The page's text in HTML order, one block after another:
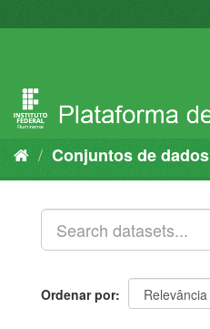
para
Conjuntos de dados
Ordenar por